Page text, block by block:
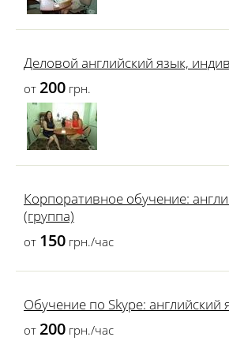
Деловой английский язык,
от 200 грн.
Корпоративное обучение:
(группа)
от 150 грн./час
Обучение по Skype: английский
от 200 грн./час